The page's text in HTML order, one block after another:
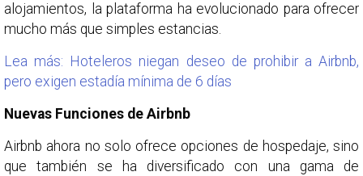
alojamientos, la plataforma ha evolucionado para ofrecer
mucho más que simples estancias.
Lea más: Hoteleros niegan deseo de prohibir a Airbnb,
pero exigen estadía mínima de 6 días
Nuevas Funciones de Airbnb
Airbnb ahora no solo ofrece opciones de hospedaje, sino
que también se ha diversificado con una gama de